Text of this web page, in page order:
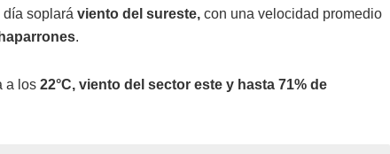
día soplará viento del sureste, con una velocidad promedio
.
a los 22°C, viento del sector este y hasta 71% de